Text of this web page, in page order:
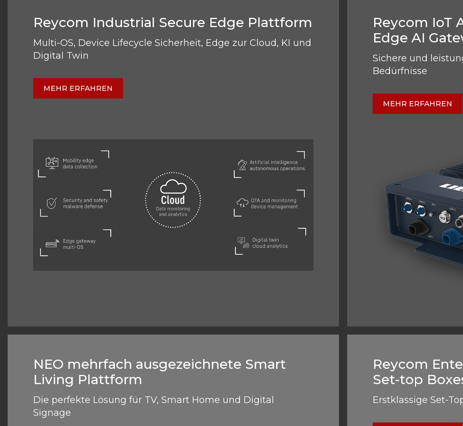
Reycom Industrial Secure Edge Plattform
Multi-OS, Device Lifecycle Sicherheit, Edge zur Cloud, KI und
Digital Twin
MEHR ERFAHREN
Reycom IoT
Edge AI
Sichere und
Bedürfnisse
MEHR ERFAHREN
NEO mehrfach ausgezeichnete Smart
Living Plattform
Die perfekte Lösung für TV, Smart Home und Digital
Signage
Reycom
Set-top
Erstklassige Set-